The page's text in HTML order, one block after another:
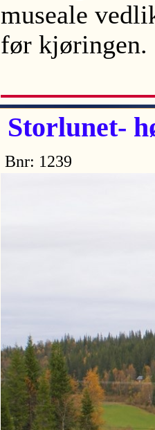
museale
før
Storlunet-
Bnr: 1239